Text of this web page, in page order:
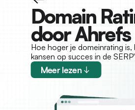
Domain
door Ahrefs
Hoe hoger je domeinrating
kansen op succes in de
Meer lezen